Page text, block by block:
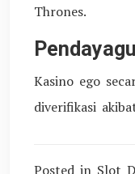
Thrones.
Kasino ego
diverifikasi
Posted in Slot